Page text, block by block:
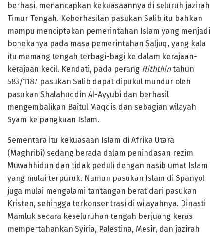
berhasil menancapkan kekuasaannya di seluruh jazirah
Timur Tengah. Keberhasilan pasukan Salib itu bahkan
mampu menciptakan pemerintahan Islam yang menjadi
bonekanya pada masa pemerintahan Saljuq, yang kala
itu memang tengah terbagi-bagi ke dalam kerajaan-
kerajaan kecil. Kendati, pada perang Hiththintahun
583/1187 pasukan Salib dapat dipukul mundur oleh
pasukan Shalahuddin Al-Ayyubi dan berhasil
mengembalikan Baitul Maqdis dan sebagian wilayah
Syam ke pangkuan Islam.
Sementara itu kekuasaan Islam di Afrika Utara
(Maghribi) sedang berada dalam penindasan rezim
Muwahhidun dan tidak peduli dengan nasib umat Islam
yang mulai terpuruk. Namun pasukan Islam di Spanyol
juga mulai mengalami tantangan berat dari pasukan
Kristen, sehingga terkonsentrasi di wilayahnya. Dinasti
Mamluk secara keseluruhan tengah berjuang keras
mempertahankan Syiria, Palestina, Mesir, dan jazirah